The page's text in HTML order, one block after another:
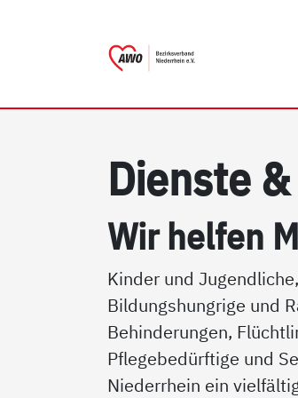
Di­ens­te
Wir hel­fen
Kinder und
Bildungshungrige und
Behinderungen,
Pflegebedürftige und
Niederrhein ein